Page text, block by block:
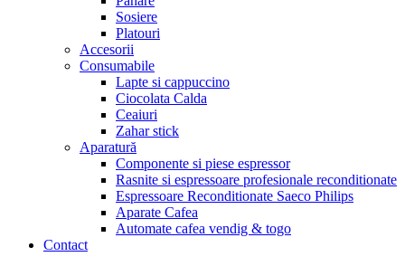
Sosiere
Platouri
Accesorii
Consumabile
Lapte si cappuccino
Ciocolata Calda
Ceaiuri
Zahar stick
Aparatură
Componente si piese espressor
Rasnite si espressoare profesionale reconditionate
Espressoare Reconditionate Saeco Philips
Aparate Cafea
Automate cafea vendig & togo
Contact